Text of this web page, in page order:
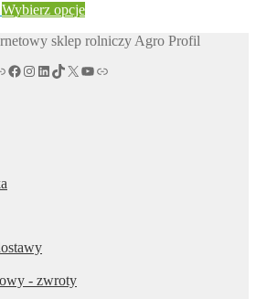
Wybierz opcjeTen
ma
wariantów.
Facebook magazyn rolniczy Agro Profilmagazyn rolniczy Agro Profil na portalu Instagram
magazyn rolniczy Agro Profil w serwisie LinkedIn
magazyn rolniczy Agro Profil w serwisie TikTok
X Kanał tv magazynu rolniczego Agro Profil na YouTub
Link
- zwroty